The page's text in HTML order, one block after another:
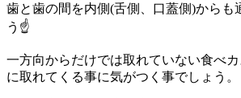
歯と歯の間を内側(舌側、口蓋側)からも
う☝️
一方向からだけでは取れていない食べ
に取れてくる事に気がつく事でしょう。